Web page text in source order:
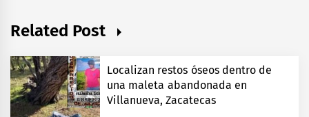
Related Post
Localizan restos óseos dentro de
una maleta abandonada en
Villanueva, Zacatecas